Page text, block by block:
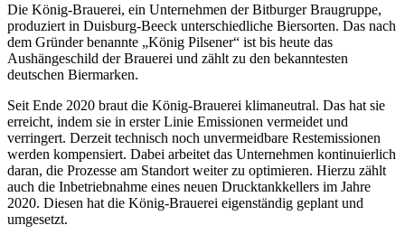
Die König-Brauerei, ein Unternehmen der Bitburger Braugruppe,
produziert in Duisburg-Beeck unterschiedliche Biersorten. Das nach
dem Gründer benannte „König Pilsener“ ist bis heute das
Aushängeschild der Brauerei und zählt zu den bekanntesten
deutschen Biermarken.
Seit Ende 2020 braut die König-Brauerei klimaneutral. Das hat sie
erreicht, indem sie in erster Linie Emissionen vermeidet und
verringert. Derzeit technisch noch unvermeidbare Restemissionen
werden kompensiert. Dabei arbeitet das Unternehmen kontinuierlich
daran, die Prozesse am Standort weiter zu optimieren. Hierzu zählt
auch die Inbetriebnahme eines neuen Drucktankkellers im Jahre
2020. Diesen hat die König-Brauerei eigenständig geplant und
umgesetzt.